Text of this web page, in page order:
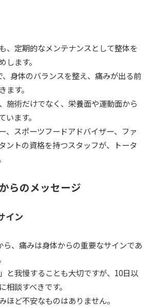
、定期的なメンテナンスとして整体を
します。
、身体のバランスを整え、痛みが出る前
ます。
施術だけでなく、栄養面や運動面から
ます。
、スポーツフードアドバイザー、ファ
ントの資格を持つスタッフが、トータ
らのメッセージ
イン
、痛みは身体からの重要なサインであ
と我慢することも大切ですが、10日以
相談すべきです。
ほど不安なものはありません。